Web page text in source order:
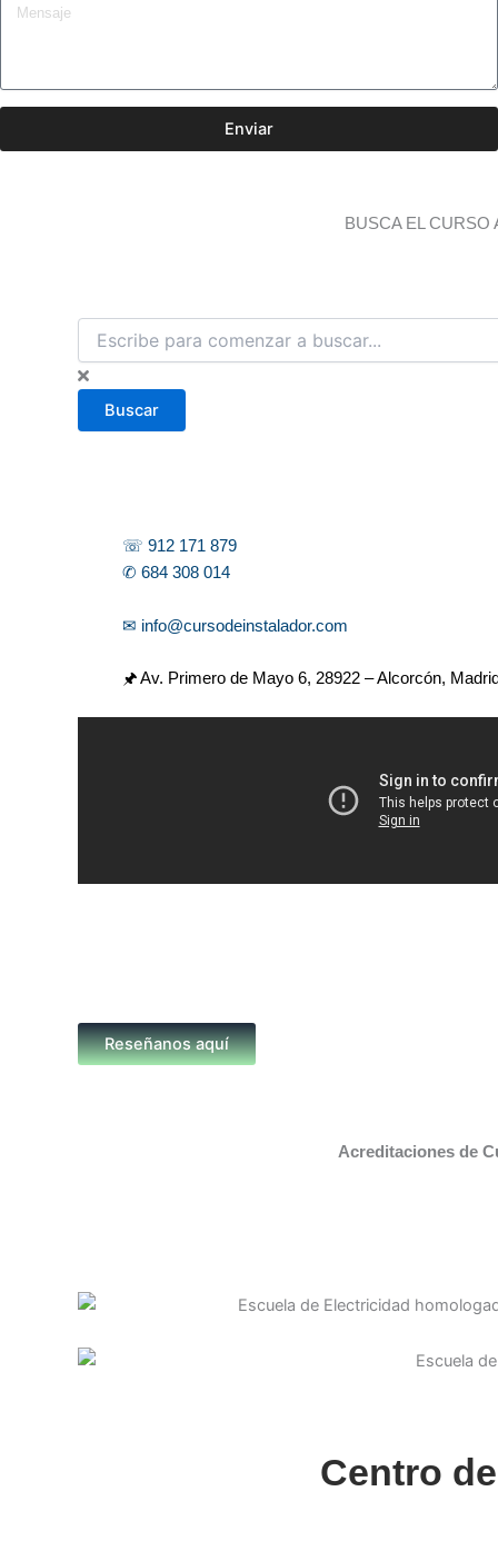
Enviar
BUSCA EL CURSO
B
s
c
Buscar
☏ 912 171 879
✆ 684 308 014
✉ info@cursodeinstalador.com
🖈 Av. Primero de Mayo 6, 28922 – Alcorcón,
Reseñanos aquí
Acreditaciones de
Centro